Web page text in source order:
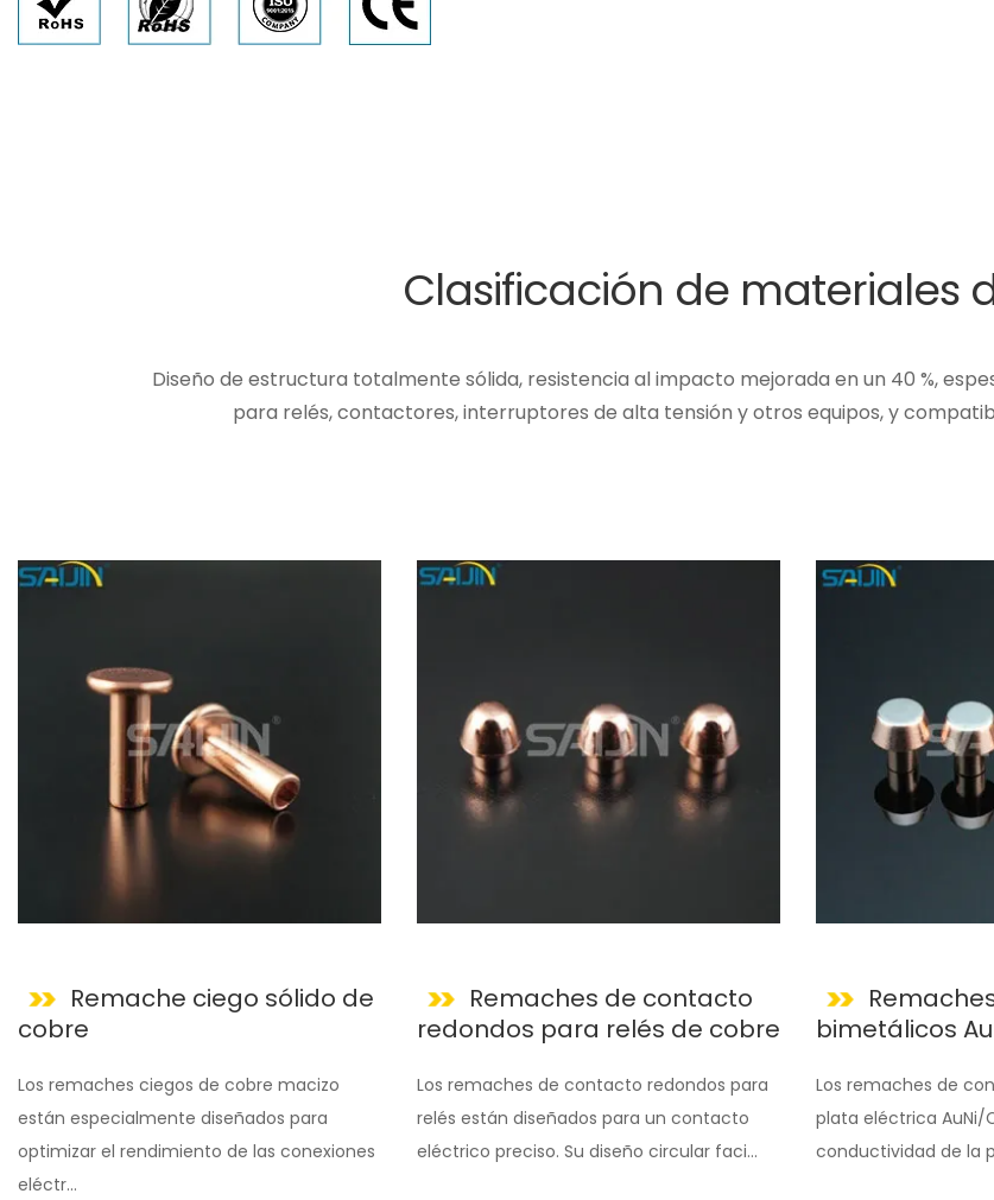
Clasificación de materiales
Diseño de estructura totalmente sólida, resistencia al impacto mejorada en un 40 %,
para relés, contactores, interruptores de alta tensión y otros equipos, y
Remache ciego sólido de
cobre
Los remaches ciegos de cobre macizo
están especialmente diseñados para
optimizar el rendimiento de las conexiones
eléctr...
Remaches de contacto
redondos para relés de cobre
Los remaches de contacto redondos para
relés están diseñados para un contacto
eléctrico preciso. Su diseño circular faci...
bimetálicos
Los remaches de
plata eléctrica AuNi/
conductividad de la